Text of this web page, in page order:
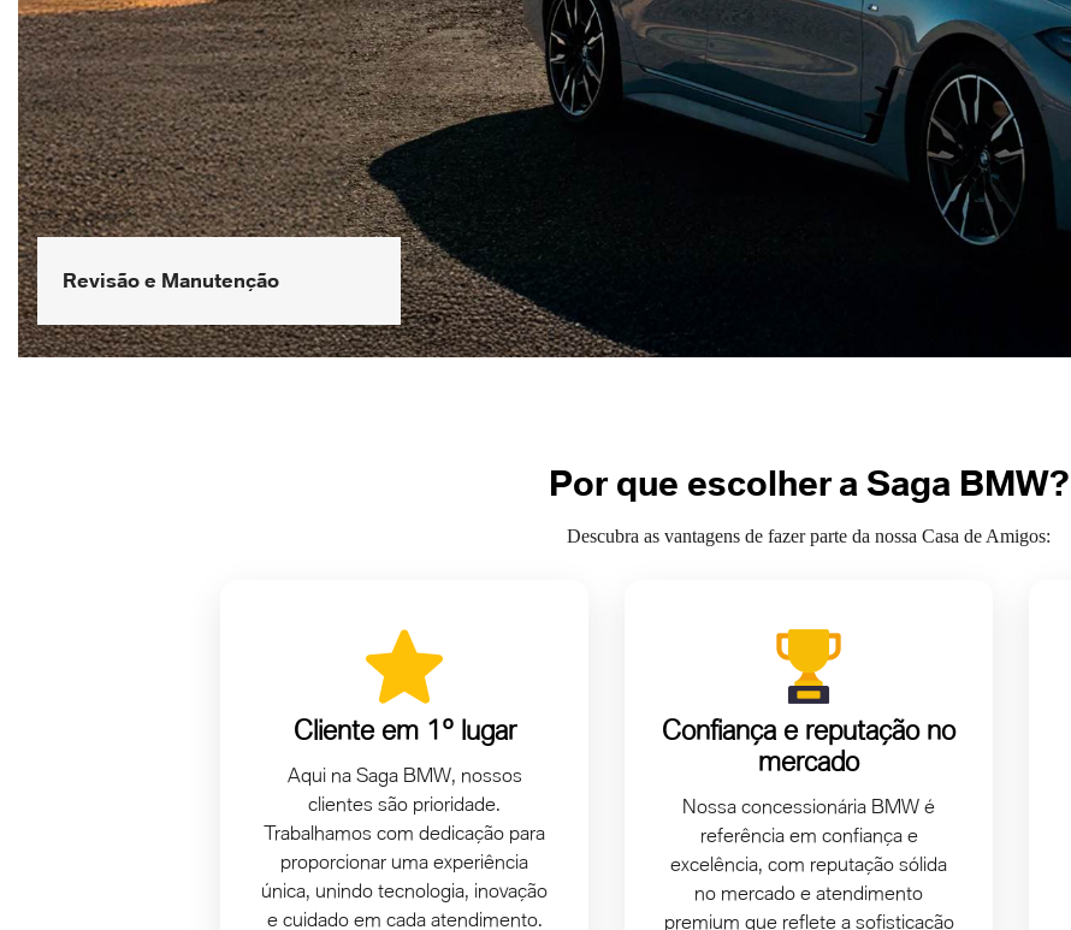
Revisão e Manutenção
Por que escolher a Saga BMW?
Descubra as vantagens de fazer parte da nossa Casa de Amigos:
Cliente em 1º lugar
Aqui na Saga BMW, nossos
clientes são prioridade.
Trabalhamos com dedicação para
proporcionar uma experiência
única, unindo tecnologia, inovação
e cuidado em cada atendimento.
Confiança e reputação no
mercado
Nossa concessionária BMW é
referência em confiança e
excelência, com reputação sólida
no mercado e atendimento
premium que reflete a sofisticação